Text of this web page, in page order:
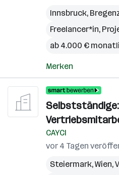
Innsbruck,
Freelancer*in,
ab 4.000 €
Merken
CAYCI
vor 4 Tagen
Steiermark,Wien,